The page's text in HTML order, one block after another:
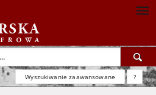
Wyszukiwanie zaawansowane ?